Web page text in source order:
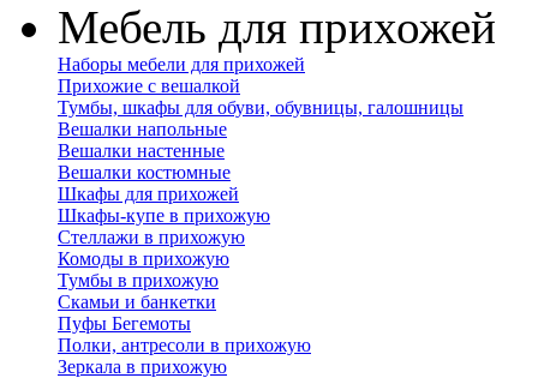
Мебель для прихожей
Наборы мебели для прихожей
Прихожие с вешалкой
Тумбы, шкафы для обуви, обувницы, галошницы
Вешалки напольные
Вешалки настенные
Вешалки костюмные
Шкафы для прихожей
Шкафы-купе в прихожую
Стеллажи в прихожую
Комоды в прихожую
Тумбы в прихожую
Скамьи и банкетки
Пуфы Бегемоты
Полки, антресоли в прихожую
Зеркала в прихожую